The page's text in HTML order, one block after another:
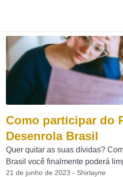
Como participar do
Desenrola Brasil
Quer quitar as suas dívidas?
Brasil você finalmente poderá
21 de junho de 2023 - Shirlayne